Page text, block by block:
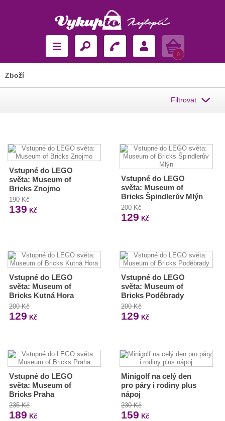
Košík
0
Zboží
Filtrovat
Vstupné do LEGO
světa: Museum of
Bricks Znojmo
190 Kč
139 Kč
Vstupné do LEGO
světa: Museum of
Bricks Špindlerův Mlýn
200 Kč
129 Kč
Vstupné do LEGO
světa: Museum of
Bricks Kutná Hora
200 Kč
129 Kč
Vstupné do LEGO
světa: Museum of
Bricks Poděbrady
200 Kč
129 Kč
Vstupné do LEGO
světa: Museum of
Bricks Praha
235 Kč
189 Kč
Minigolf na celý den
pro páry i rodiny plus
nápoj
230 Kč
159 Kč